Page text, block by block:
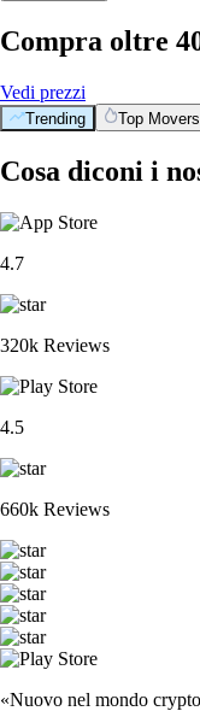
Compra oltre
Vedi prezzi
Trending Top Movers
Cosa diconi i
4.7
320k Reviews
4.5
660k Reviews
«Nuovo nel mondo